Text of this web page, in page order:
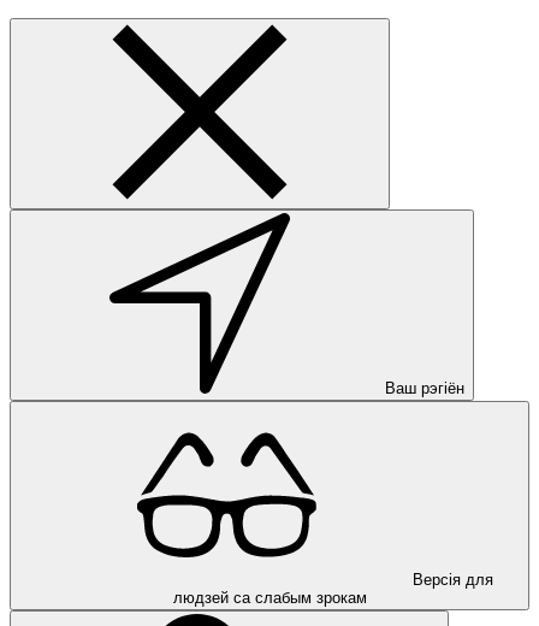
Ваш рэгіён
Версія для
людзей са слабым зрокам